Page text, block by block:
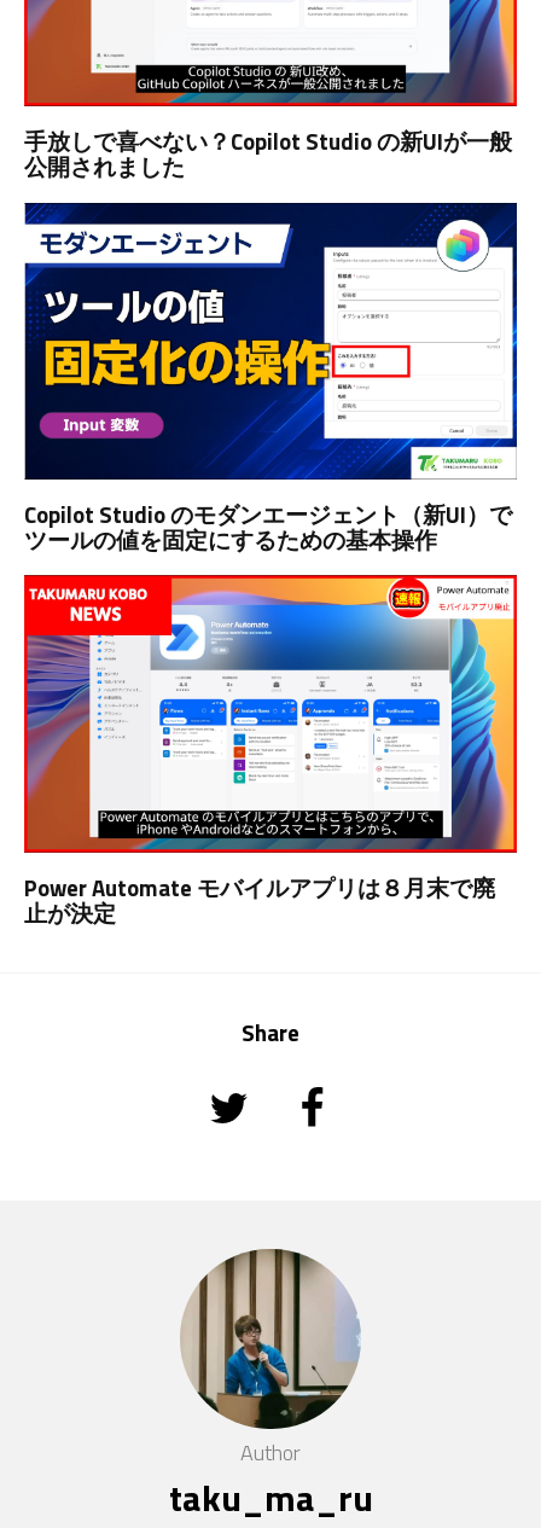
手放しで喜べない？Copilot Studio の新UIが一般
公開されました
Copilot Studio のモダンエージェント（新UI）で
ツールの値を固定にするための基本操作
Power Automate モバイルアプリは８月末で廃
止が決定
Share
Author
taku_ma_ru